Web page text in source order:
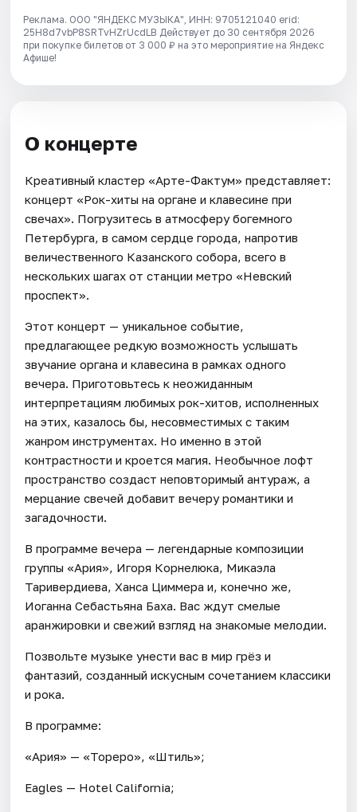
Реклама. ООО "ЯНДЕКС МУЗЫКА", ИНН: 9705121040 erid:
25H8d7vbP8SRTvHZrUcdLB Действует до 30 сентября 2026
при покупке билетов от 3 000 ₽ на это мероприятие на Яндекс
Афише!
О концерте
Креативный кластер «Арте-Фактум» представляет:
концерт «Рок-хиты на органе и клавесине при
свечах». Погрузитесь в атмосферу богемного
Петербурга, в самом сердце города, напротив
величественного Казанского собора, всего в
нескольких шагах от станции метро «Невский
проспект».
Этот концерт — уникальное событие,
предлагающее редкую возможность услышать
звучание органа и клавесина в рамках одного
вечера. Приготовьтесь к неожиданным
интерпретациям любимых рок-хитов, исполненных
на этих, казалось бы, несовместимых с таким
жанром инструментах. Но именно в этой
контрастности и кроется магия. Необычное лофт
пространство создаст неповторимый антураж, а
мерцание свечей добавит вечеру романтики и
загадочности.
В программе вечера — легендарные композиции
группы «Ария», Игоря Корнелюка, Микаэла
Таривердиева, Ханса Циммера и, конечно же,
Иоганна Себастьяна Баха. Вас ждут смелые
аранжировки и свежий взгляд на знакомые мелодии.
Позвольте музыке унести вас в мир грёз и
фантазий, созданный искусным сочетанием классики
и рока.
В программе:
«Ария» — «Тореро», «Штиль»;
Eagles — Hotel California;